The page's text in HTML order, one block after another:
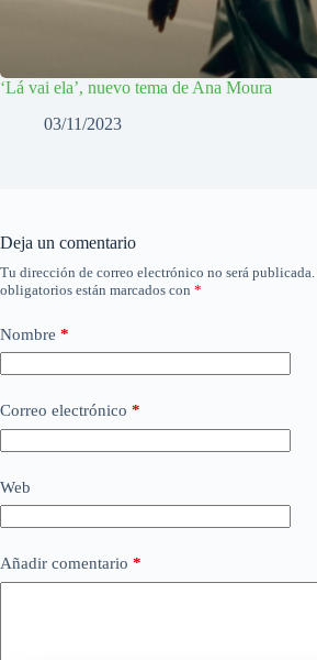
‘Lá vai ela’, nuevo tema de Ana Moura
03/11/2023
Deja un comentario
Tu dirección de correo electrónico no será publicada.
obligatorios están marcados con *
Nombre *
Correo electrónico *
Web
Añadir comentario *